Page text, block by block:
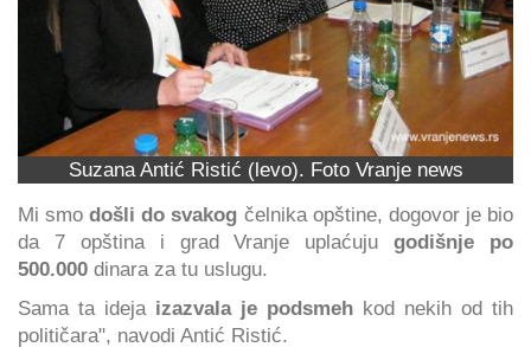
Suzana Antić Ristić (levo). Foto Vranje news
Mi smodošli do svakog čelnika opštine, dogovor je bio
da 7 opština i grad Vranje uplaćujugodišnje po
500.000 dinara za tu uslugu.
Sama ta ideja izazvala je podsmeh kod nekih od tih
političara", navodi Antić Ristić.